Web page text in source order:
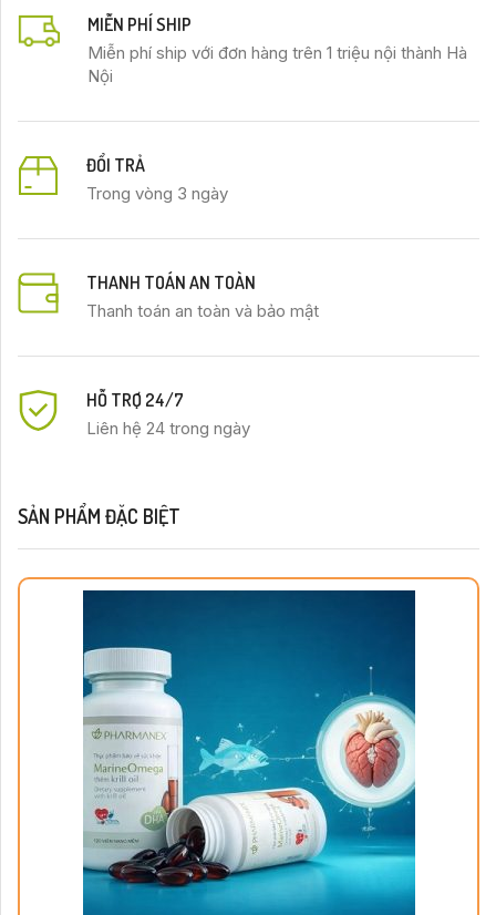
MIỄN PHÍ SHIP
Miễn phí ship với đơn hàng trên 1 triệu nội thành Hà
Nội
ĐỔI TRẢ
Trong vòng 3 ngày
THANH TOÁN AN TOÀN
Thanh toán an toàn và bảo mật
HỖ TRỢ 24/7
Liên hệ 24 trong ngày
SẢN PHẨM ĐẶC BIỆT